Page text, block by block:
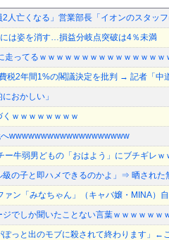
人亡くなる」営業部長「イオンのスタッ
は姿を消す…損益分岐点突破は4％未満
走ってるｗｗｗｗｗｗｗｗｗｗｗｗｗｗｗ
税2年間1%の閣議決定を批判 → 記者「中
おかしい」
くｗｗｗｗｗｗｗｗ
へwwwwwwwwwwwwwwwwwww
ー牛弱男どもの「おはよう」にブチギレｗ
の子と即ハメできるのかよ」⇒ 晒された
ァン「みなちゃん」（キャバ嬢・MINA）
ジでしか聞いたことない言葉ｗｗｗｗｗｗ
っと出のモブに殺されて終わります」←